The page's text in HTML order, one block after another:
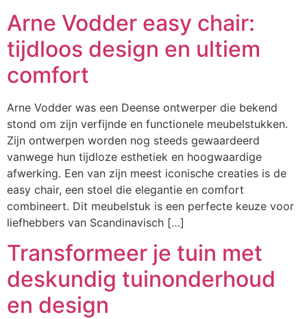
Arne Vodder easy chair:
tijdloos design en ultiem
comfort
Arne Vodder was een Deense ontwerper die bekend
stond om zijn verfijnde en functionele meubelstukken.
Zijn ontwerpen worden nog steeds gewaardeerd
vanwege hun tijdloze esthetiek en hoogwaardige
afwerking. Een van zijn meest iconische creaties is de
easy chair, een stoel die elegantie en comfort
combineert. Dit meubelstuk is een perfecte keuze voor
liefhebbers van Scandinavisch […]
Transformeer je tuin met
deskundig tuinonderhoud
en design